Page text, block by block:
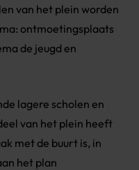
van het plein worden
ontmoetings­plaats
de jeugd en
lagere scholen en
van het plein heeft
met de buurt is, in
het plan